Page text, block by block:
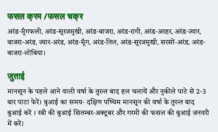
फसल क्रम /फसल चक्र
अरंड-मूँगफली, अरंड-सूरजमुखी, अरंड-बाजरा, अरंड-रागी, अरंड-अरहर, अरंड-ज्वार,
बाजरा-अरंड, ज्वार-अरंड, अरंड-मॅूंग, अरंड-तिल, अरंड-सूरजमुखी, सरसों-अरंड, अरंड-
बाजरा-लोबिया।
जुताई
मानसून के पहले आने वाली वर्षा के तुरन्त बाद हल चलायें और नुकीले पाटे से 2-3
बार पाटा फेरें। बुआई का समय- दक्षिण पष्चिम मानसून की वर्षा के तुरन्त बाद
बुआई करें । रबी की बुआई सितम्बर-अक्टूबर और गरमी की फसल की बुआई जनवरी
में करें।